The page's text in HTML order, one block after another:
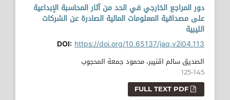
دور المراجع الخارجي في الحد من آثار المحاسبة الإبداعية
على مصداقية المعلومات المالية الصادرة عن الشركات
الليبية
DOI:https://doi.org/10.65137/jaq.v2i04.113
الصديق سالم اقنيبر، محمود جمعة المحجوب
125-145
FULL TEXT PDF